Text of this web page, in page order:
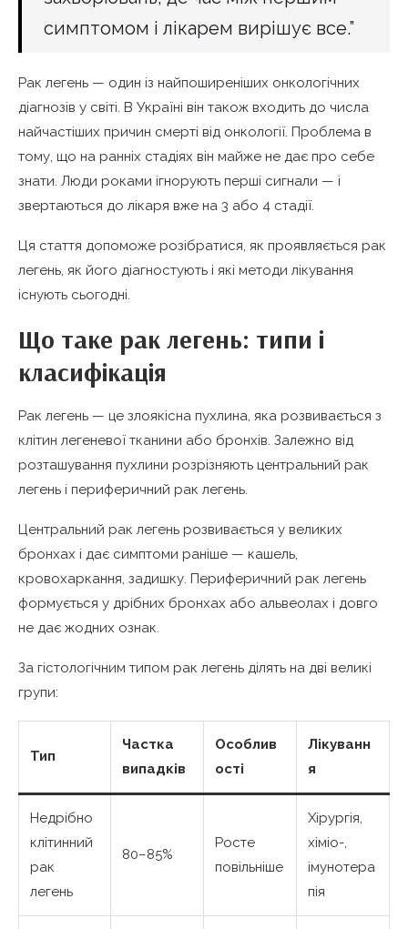
симптомом і лікарем вирішує все.”
Рак легень — один із найпоширеніших онкологічних
діагнозів у світі. В Україні він також входить до числа
найчастіших причин смерті від онкології. Проблема в
тому, що на ранніх стадіях він майже не дає про себе
знати. Люди роками ігнорують перші сигнали — і
звертаються до лікаря вже на 3 або 4 стадії.
Ця стаття допоможе розібратися, як проявляється рак
легень, як його діагностують і які методи лікування
існують сьогодні.
Що таке рак легень: типи і
класифікація
Рак легень — це злоякісна пухлина, яка розвивається з
клітин легеневої тканини або бронхів. Залежно від
розташування пухлини розрізняють центральний рак
легень і периферичний рак легень.
Центральний рак легень розвивається у великих
бронхах і дає симптоми раніше — кашель,
кровохаркання, задишку. Периферичний рак легень
формується у дрібних бронхах або альвеолах і довго
не дає жодних ознак.
За гістологічним типом рак легень ділять на дві великі
групи:
Тип
Частка
випадків
Особлив
ості
Лікуванн
я
Недрібно
клітинний
рак
легень
80–85%
Росте
повільніше
Хірургія,
хіміо-,
імунотера
пія